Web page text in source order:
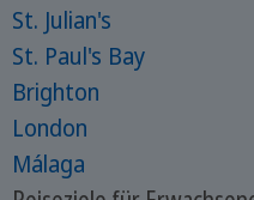
St. Julian's
St. Paul's Bay
Brighton
London
Málaga